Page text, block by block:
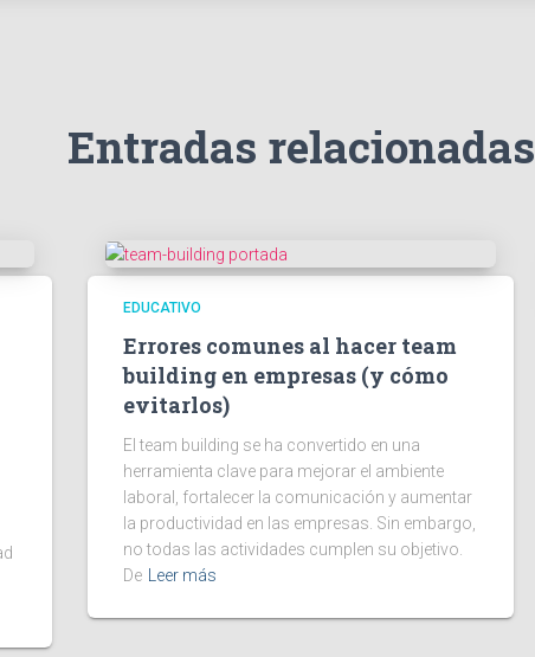
Entradas relacionadas
EDUCATIVO
Errores comunes al hacer team
building en empresas (y cómo
evitarlos)
El team building se ha convertido en una
herramienta clave para mejorar el ambiente
laboral, fortalecer la comunicación y aumentar
la productividad en las empresas. Sin embargo,
no todas las actividades cumplen su objetivo.
De
Leer más